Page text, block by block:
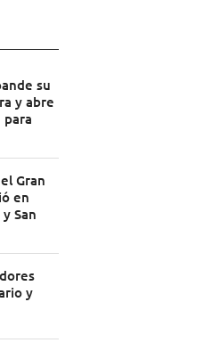
su
y abre
Gran
en
San
y